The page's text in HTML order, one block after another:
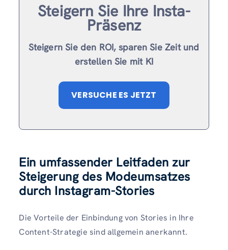
Steigern Sie Ihre Insta-
Präsenz
Steigern Sie den ROI, sparen Sie Zeit und
erstellen Sie mit KI
VERSUCHE ES JETZT
Ein umfassender Leitfaden zur
Steigerung des Modeumsatzes
durch Instagram-Stories
Die Vorteile der Einbindung von Stories in Ihre
Content-Strategie sind allgemein anerkannt.